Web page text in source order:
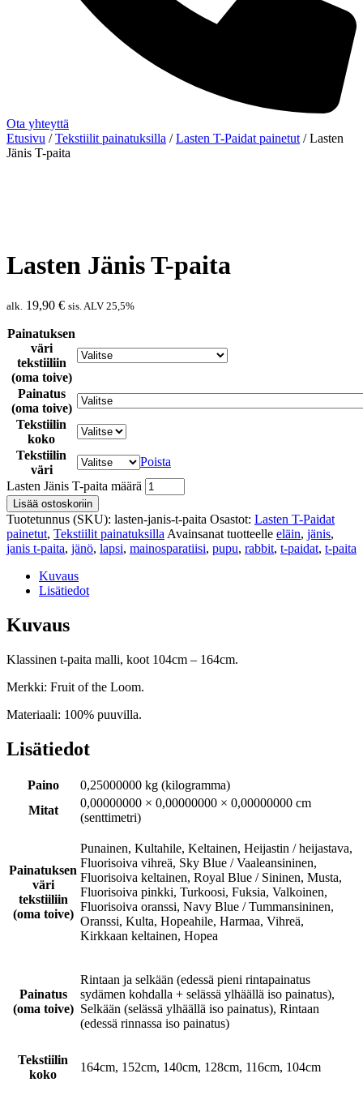
Ota yhteyttä
Etusivu /Tekstiilit painatuksilla /Lasten T-Paidat painetut / Lasten
Jänis T-paita
Lasten Jänis T-paita
alk. 19,90 € sis. ALV 25,5%
Painatuksen
väri
tekstiiliin
(oma toive)
Painatus
(oma toive)
Tekstiilin
koko
Tekstiilin
väri
Poista
Lasten Jänis T-paita määrä
Lisää ostoskoriin
Tuotetunnus (SKU): lasten-janis-t-paita Osastot: Lasten T-Paidat
painetut, Tekstiilit painatuksilla Avainsanat tuotteelle eläin, jänis,
janis t-paita, jänö, lapsi, mainosparatiisi, pupu, rabbit, t-paidat, t-paita
Kuvaus
Lisätiedot
Kuvaus
Klassinen t-paita malli, koot 104cm – 164cm.
Merkki: Fruit of the Loom.
Materiaali: 100% puuvilla.
Lisätiedot
Paino
0,25000000 kg (kilogramma)
Mitat
0,00000000 × 0,00000000 × 0,00000000 cm
(senttimetri)
Painatuksen
väri
tekstiiliin
(oma toive)
Punainen, Kultahile, Keltainen, Heijastin / heijastava,
Fluorisoiva vihreä, Sky Blue / Vaaleansininen,
Fluorisoiva keltainen, Royal Blue / Sininen, Musta,
Fluorisoiva pinkki, Turkoosi, Fuksia, Valkoinen,
Fluorisoiva oranssi, Navy Blue / Tummansininen,
Oranssi, Kulta, Hopeahile, Harmaa, Vihreä,
Kirkkaan keltainen, Hopea
Painatus
(oma toive)
Rintaan ja selkään (edessä pieni rintapainatus
sydämen kohdalla + selässä ylhäällä iso painatus),
Selkään (selässä ylhäällä iso painatus), Rintaan
(edessä rinnassa iso painatus)
Tekstiilin
koko
164cm, 152cm, 140cm, 128cm, 116cm, 104cm